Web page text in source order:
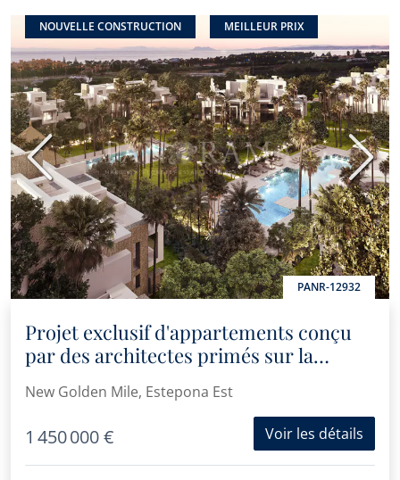
NOUVELLE CONSTRUCTION MEILLEUR PRIX
PANR-12932
Précédent
Projet exclusif d'appartements conçu
par des architectes primés sur la
Nouvelle Mille d'Or
New Golden Mile, Estepona Est
1 450 000 € Voir les détails